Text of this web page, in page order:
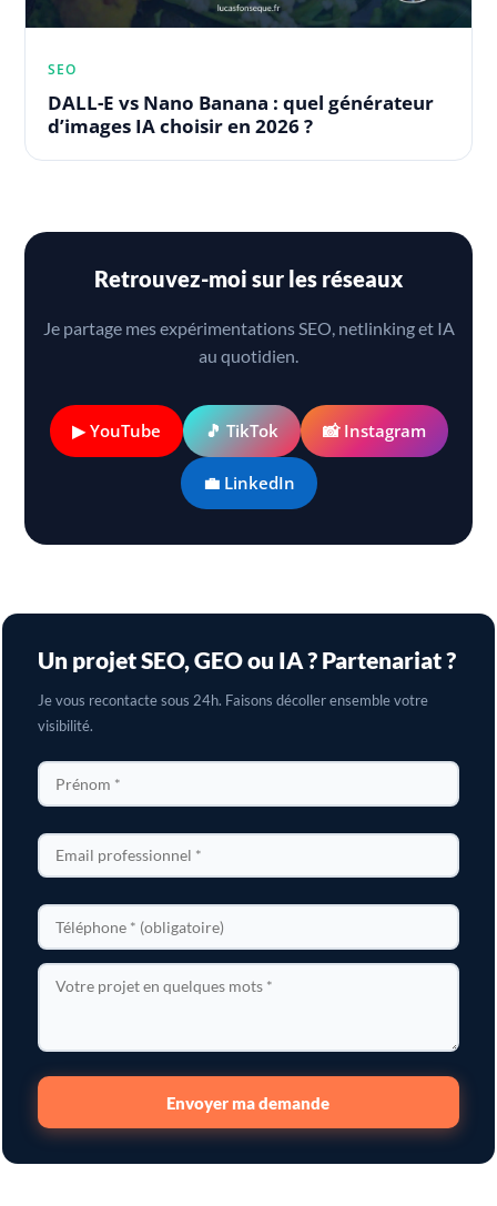
SEO
DALL-E vs Nano Banana : quel générateur
d’images IA choisir en 2026 ?
Retrouvez-moi sur les réseaux
Je partage mes expérimentations SEO, netlinking et IA
au quotidien.
▶ YouTube 🎵 TikTok 📸 Instagram
💼 LinkedIn
Un projet SEO, GEO ou IA ? Partenariat ?
Je vous recontacte sous 24h. Faisons décoller ensemble votre
visibilité.
Envoyer ma demande